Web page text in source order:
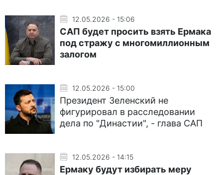
12.05.2026 - 15:06
САП будет просить взять Ермака
под стражу с многомиллионным
залогом
12.05.2026 - 15:00
Президент Зеленский не
фигурировал в расследовании
дела по "Династии", - глава САП
12.05.2026 - 14:15
Ермаку будут избирать меру